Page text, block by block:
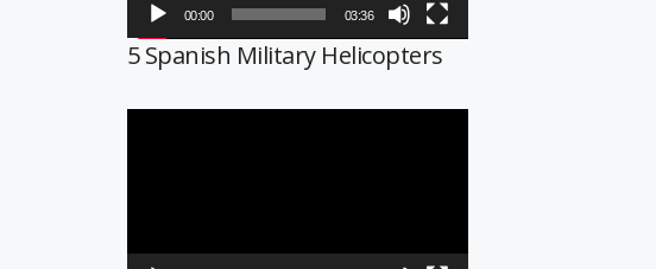
00:00 03:36
5 Spanish Military Helicopters